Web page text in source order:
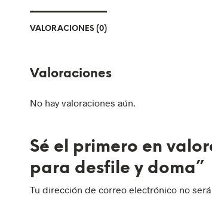
VALORACIONES (0)
Valoraciones
No hay valoraciones aún.
Sé el primero en
para desfile y doma”
Tu dirección de correo electrónico no